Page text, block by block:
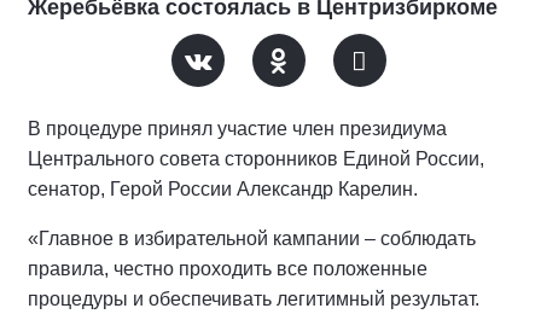
Жеребьёвка состоялась в Центризбиркоме
В процедуре принял участие член президиума
Центрального совета сторонников Единой России,
сенатор, Герой России Александр Карелин.
«Главное в избирательной кампании – соблюдать
правила, честно проходить все положенные
процедуры и обеспечивать легитимный результат.